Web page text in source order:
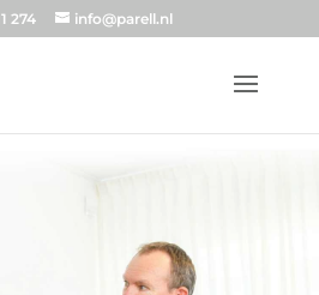
274 info@parell.nl